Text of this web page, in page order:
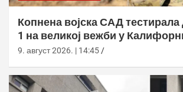
Копнена војска САД тестирала
1 на великој вежби у
9. август 2026. | 14:45